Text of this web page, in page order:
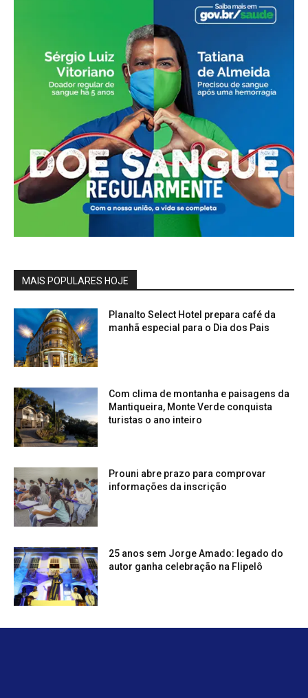
MAIS POPULARES HOJE
Planalto Select Hotel prepara café da
manhã especial para o Dia dos Pais
Com clima de montanha e paisagens da
Mantiqueira, Monte Verde conquista
turistas o ano inteiro
Prouni abre prazo para comprovar
informações da inscrição
25 anos sem Jorge Amado: legado do
autor ganha celebração na Flipelô